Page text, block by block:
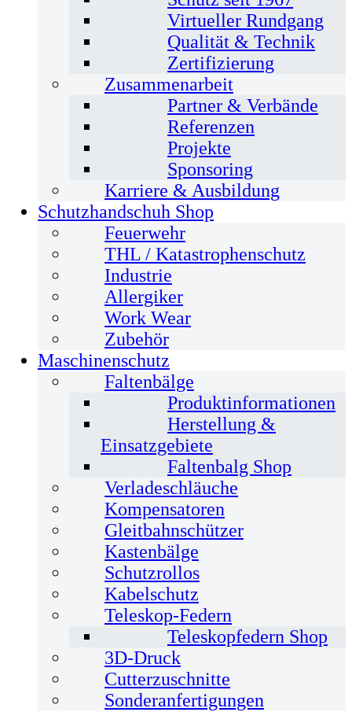
Virtueller Rundgang
Qualität & Technik
Zertifizierung
Zusammenarbeit
Partner & Verbände
Referenzen
Projekte
Sponsoring
Karriere & Ausbildung
Schutzhandschuh Shop
Feuerwehr
THL / Katastrophenschutz
Industrie
Allergiker
Work Wear
Zubehör
Maschinenschutz
Faltenbälge
Produktinformationen
Herstellung &
Einsatzgebiete
Faltenbalg Shop
Verladeschläuche
Kompensatoren
Gleitbahnschützer
Kastenbälge
Schutzrollos
Kabelschutz
Teleskop-Federn
Teleskopfedern Shop
3D-Druck
Cutterzuschnitte
Sonderanfertigungen